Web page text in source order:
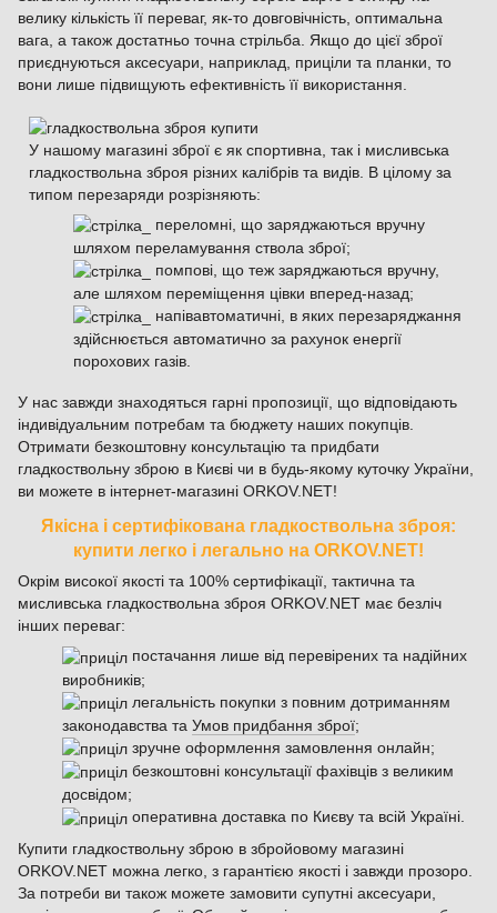
велику кількість її переваг, як-то довговічність, оптимальна
вага, а також достатньо точна стрільба. Якщо до цієї зброї
приєднуються аксесуари, наприклад, приціли та планки, то
вони лише підвищують ефективність її використання.
У нашому магазині зброї є як спортивна, так і мисливська
гладкоствольна зброя різних калібрів та видів. В цілому за
типом перезаряди розрізняють:
переломні, що заряджаються вручну
шляхом переламування ствола зброї;
помпові, що теж заряджаються вручну,
але шляхом переміщення цівки вперед-назад;
напівавтоматичні, в яких перезаряджання
здійснюється автоматично за рахунок енергії
порохових газів.
У нас завжди знаходяться гарні пропозиції, що відповідають
індивідуальним потребам та бюджету наших покупців.
Отримати безкоштовну консультацію та придбати
гладкоствольну зброю в Києві чи в будь-якому куточку України,
ви можете в інтернет-магазині ORKOV.NET!
Якісна і сертифікована гладкоствольна зброя:
купити легко і легально на ORKOV.NET!
Окрім високої якості та 100% сертифікації, тактична та
мисливська гладкоствольна зброя ORKOV.NET має безліч
інших переваг:
постачання лише від перевірених та надійних
виробників;
легальність покупки з повним дотриманням
законодавства та Умов придбання зброї;
зручне оформлення замовлення онлайн;
безкоштовні консультації фахівців з великим
досвідом;
оперативна доставка по Києву та всій Україні.
Купити гладкоствольну зброю в збройовому магазині
ORKOV.NET можна легко, з гарантією якості і завжди прозоро.
За потреби ви також можете замовити супутні аксесуари,